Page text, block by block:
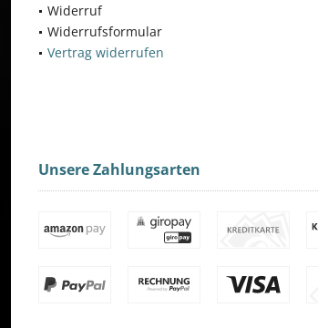
Widerruf
Widerrufsformular
Vertrag widerrufen
Unsere Zahlungsarten